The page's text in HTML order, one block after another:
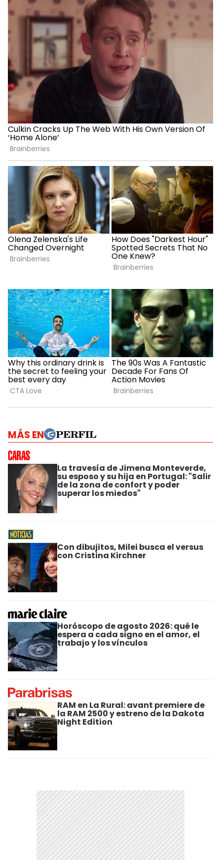
MÁS EN
La travesía de Jimena Monteverde,
su esposo y su hija en Portugal: "Salir
de la zona de confort y poder
superar los miedos"
Con dibujitos, Milei busca el versus
con Cristina Kirchner
Horóscopo de agosto 2026: qué le
espera a cada signo en el amor, el
trabajo y los vínculos
RAM en La Rural: avant premiere de
la RAM 2500 y estreno de la Dakota
Night Edition